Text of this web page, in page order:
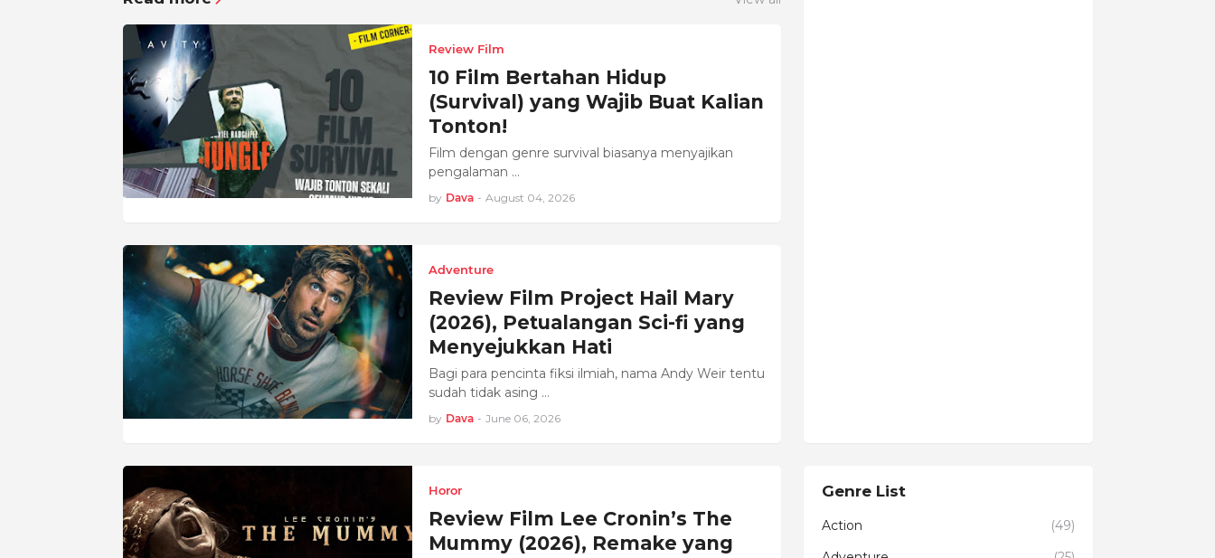
Review Film
10 Film Bertahan Hidup
(Survival) yang Wajib Buat Kalian
Tonton!
Film dengan genre survival biasanya menyajikan
pengalaman …
by Dava - August 04, 2026
Adventure
Review Film Project Hail Mary
(2026), Petualangan Sci-fi yang
Menyejukkan Hati
Bagi para pencinta fiksi ilmiah, nama Andy Weir tentu
sudah tidak asing …
by Dava - June 06, 2026
Horor
Review Film Lee Cronin’s The
Mummy (2026), Remake yang
Genre List
Action
(49)